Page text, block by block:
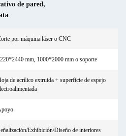
de pared,
por máquina láser o CNC
mm, 1000*2000 mm o soporte
de acrílico extruida + superficie de espejo
Exhibición/Diseño de interiores